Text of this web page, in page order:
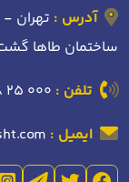
آدرس : تهران
ساختمان طاها
تلفن : 25 000
ایمیل :